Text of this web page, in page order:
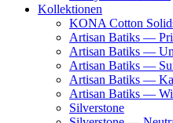
Kollektionen
KONA Cotton
Artisan Batiks —
Artisan Batiks —
Artisan Batiks —
Artisan Batiks —
Artisan Batiks —
Silverstone